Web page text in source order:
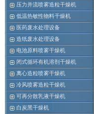
压力并流喷雾造粒干燥机
低温热敏性物料干燥机
医药废水处理设备
造纸废水处理设备
电池原料喷雾干燥机
闭式循环有机溶剂干燥机
离心造粒喷雾干燥机
冷风喷雾造粒干燥机
可再分散乳液干燥机
白炭黑干燥机